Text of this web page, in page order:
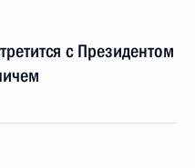
с Президентом